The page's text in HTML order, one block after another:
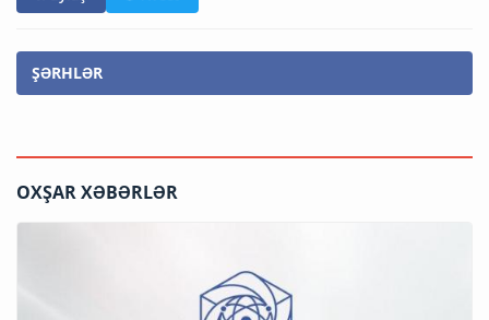
ŞƏRHLƏR
OXŞAR XƏBƏRLƏR